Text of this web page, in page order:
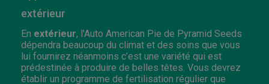
extérieur
En extérieur, l’Auto American Pie de Pyramid Seeds
dépendra beaucoup du climat et des soins que vous
lui fournirez néanmoins c’est une variété qui est
prédestinée à produire de belles têtes. Vous devrez
établir un programme de fertilisation régulier que